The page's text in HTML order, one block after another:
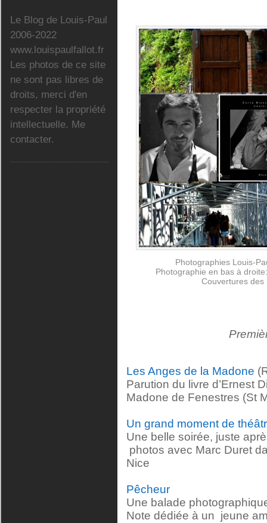
Le Blog de Louis-Paul
2006-2022
www.louispaulfallot.fr
Les photos de ce site
ne sont pas libres de
droits, merci d'en
respecter la propriété
intellectuelle. Me
contacter.
Photographies Louis-
Photographie en bas à
Couvertures
Les Anges de la Madone
Parution du livre d’Ernest
Madone de Fenestres (St
Un grand moment de
Une belle soirée, juste
photos avec Marc Duret
Nice
Pêcheur
Une balade
Note dédiée à un jeune